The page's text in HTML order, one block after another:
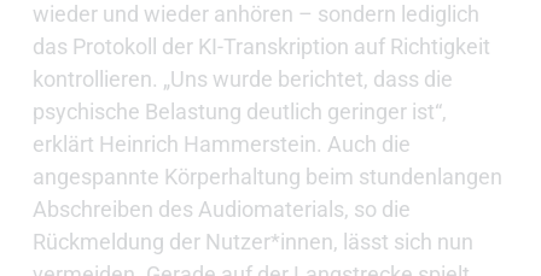
wieder und wieder anhören – sondern lediglich
das Protokoll der KI-Transkription auf Richtigkeit
kontrollieren. „Uns wurde berichtet, dass die
psychische Belastung deutlich geringer ist“,
erklärt Heinrich Hammerstein. Auch die
angespannte Körperhaltung beim stundenlangen
Abschreiben des Audiomaterials, so die
Rückmeldung der Nutzer*innen, lässt sich nun